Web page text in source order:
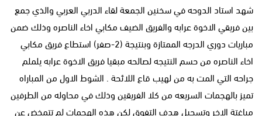
شهد استاد الدوحه في سخنين الجمعة لقاء الدربي العربي والذي جمع
بين فريقي الاخوة عرابه والفريق الضيف مكابي اخاء الناصره وذلك ضمن
مباريات دوري الدرجه الممتازة وبنتيجة (2-صفر) استطاع فريق مكابي
اخاء الناصره من حسم النتيجه لصالحه مبقيا فريق الاخوة عرابه يلملم
جراحه التي المت به من لهيب قاع اللائحة . الشوط الاول من المباراه
تميز بالهجمات السريعه من كلا الفريقين وذلك في محاوله من الطرفين
مباغتة الاخر وتسجيل هدف التفوق لكن هذه الهجمات لم تتمخض عن